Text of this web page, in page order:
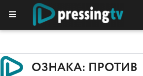
ОЗНАКА: ПРОТИВ